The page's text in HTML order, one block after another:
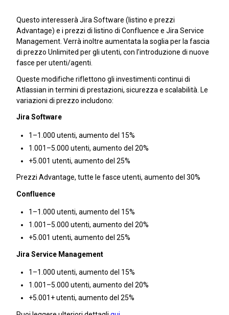
Questo interesserà Jira Software (listino e prezzi
Advantage) e i prezzi di listino di Confluence e Jira Service
Management. Verrà inoltre aumentata la soglia per la fascia
di prezzo Unlimited per gli utenti, con l’introduzione di nuove
fasce per utenti/agenti.
Queste modifiche riflettono gli investimenti continui di
Atlassian in termini di prestazioni, sicurezza e scalabilità. Le
variazioni di prezzo includono:
Jira Software
1–1.000 utenti, aumento del 15%
1.001–5.000 utenti, aumento del 20%
+5.001 utenti, aumento del 25%
Prezzi Advantage, tutte le fasce utenti, aumento del 30%
Confluence
1–1.000 utenti, aumento del 15%
1.001–5.000 utenti, aumento del 20%
+5.001 utenti, aumento del 25%
Jira Service Management
1–1.000 utenti, aumento del 15%
1.001–5.000 utenti, aumento del 20%
+5.001+ utenti, aumento del 25%